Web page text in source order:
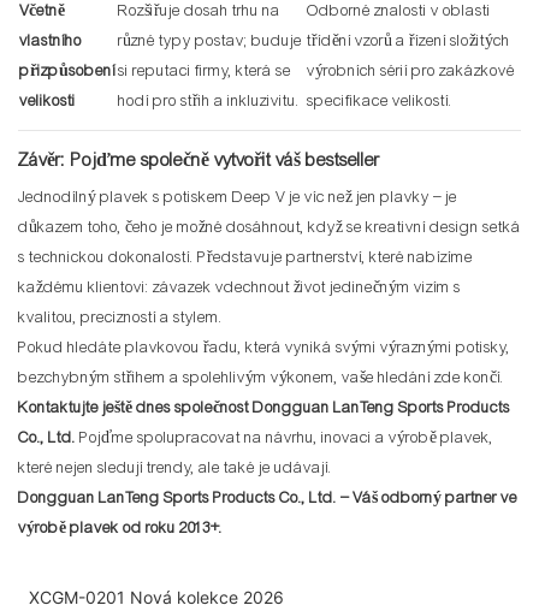
Včetně
vlastního
přizpůsobení
velikosti
Rozšiřuje dosah trhu na
různé typy postav; buduje
si reputaci firmy, která se
hodí pro střih a inkluzivitu.
Odborné znalosti v oblasti
třídění vzorů a řízení složitých
výrobních sérií pro zakázkové
specifikace velikostí.
Závěr: Pojďme společně vytvořit váš bestseller
Jednodílný plavek s potiskem Deep V je víc než jen plavky – je
důkazem toho, čeho je možné dosáhnout, když se kreativní design setká
s technickou dokonalostí. Představuje partnerství, které nabízíme
každému klientovi: závazek vdechnout život jedinečným vizím s
kvalitou, precizností a stylem.
Pokud hledáte plavkovou řadu, která vyniká svými výraznými potisky,
bezchybným střihem a spolehlivým výkonem, vaše hledání zde končí.
Kontaktujte ještě dnes společnost Dongguan LanTeng Sports Products
Co., Ltd. Pojďme spolupracovat na návrhu, inovaci a výrobě plavek,
které nejen sledují trendy, ale také je udávají.
Dongguan LanTeng Sports Products Co., Ltd. – Váš odborný partner ve
výrobě plavek od roku 2013+.
XCGM-0201 Nová kolekce 2026